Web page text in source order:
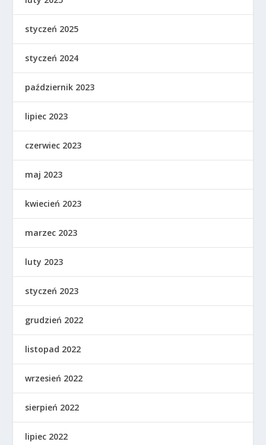
styczeń 2025
styczeń 2024
październik 2023
lipiec 2023
czerwiec 2023
maj 2023
kwiecień 2023
marzec 2023
luty 2023
styczeń 2023
grudzień 2022
listopad 2022
wrzesień 2022
sierpień 2022
lipiec 2022